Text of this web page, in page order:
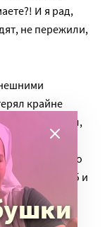
И я рад,
не пережили,
крайне
узнал,
глупость,
что
методом проб и